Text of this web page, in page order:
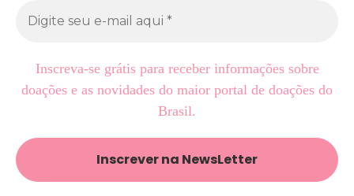
Inscreva-se grátis para receber informações sobre
doações e as novidades do maior portal de doações do
Brasil.